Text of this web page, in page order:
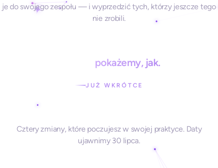
je do swojego zespołu — i wyprzedzić tych, którzy jeszcze tego
nie zrobili.
pokażemy, jak.
JUŻ WKRÓTCE
Cztery zmiany, które poczujesz w swojej praktyce. Daty
ujawnimy 30 lipca.